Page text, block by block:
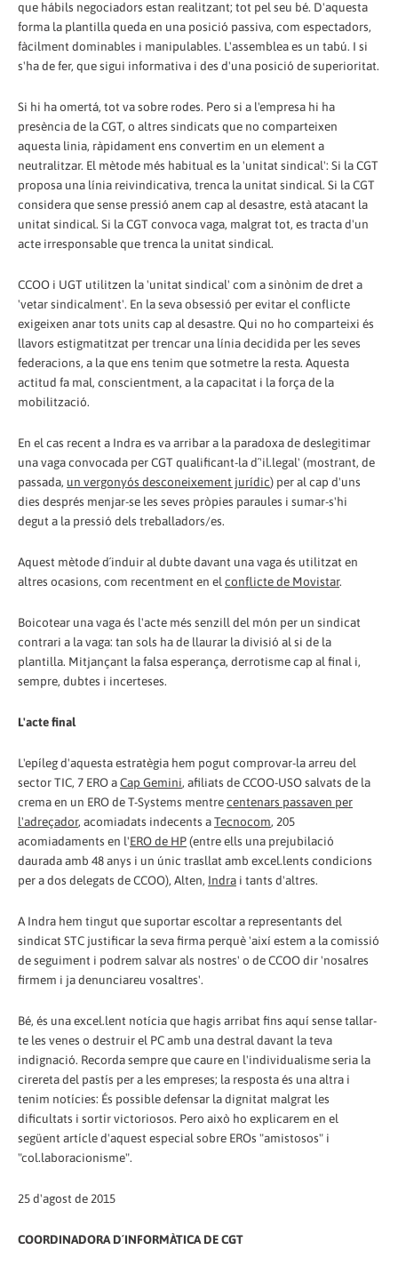
que hábils negociadors estan realitzant; tot pel seu bé. D'aquesta
forma la plantilla queda en una posició passiva, com espectadors,
fàcilment dominables i manipulables. L'assemblea es un tabú. I si
s'ha de fer, que sigui informativa i des d'una posició de superioritat.
Si hi ha omertá, tot va sobre rodes. Pero si a l'empresa hi ha
presència de la CGT, o altres sindicats que no comparteixen
aquesta linia, ràpidament ens convertim en un element a
neutralitzar. El mètode més habitual es la 'unitat sindical': Si la CGT
proposa una línia reivindicativa, trenca la unitat sindical. Si la CGT
considera que sense pressió anem cap al desastre, està atacant la
unitat sindical. Si la CGT convoca vaga, malgrat tot, es tracta d'un
acte irresponsable que trenca la unitat sindical.
CCOO i UGT utilitzen la 'unitat sindical' com a sinònim de dret a
'vetar sindicalment'. En la seva obsessió per evitar el conflicte
exigeixen anar tots units cap al desastre. Qui no ho comparteixi és
llavors estigmatitzat per trencar una línia decidida per les seves
federacions, a la que ens tenim que sotmetre la resta. Aquesta
actitud fa mal, conscientment, a la capacitat i la força de la
mobilització.
En el cas recent a Indra es va arribar a la paradoxa de deslegitimar
una vaga convocada per CGT qualificant-la d´'il.legal' (mostrant, de
passada, un vergonyós desconeixement jurídic) per al cap d'uns
dies després menjar-se les seves pròpies paraules i sumar-s'hi
degut a la pressió dels treballadors/es.
Aquest mètode d´induir al dubte davant una vaga és utilitzat en
altres ocasions, com recentment en el conflicte de Movistar.
Boicotear una vaga és l'acte més senzill del món per un sindicat
contrari a la vaga: tan sols ha de llaurar la divisió al si de la
plantilla. Mitjançant la falsa esperança, derrotisme cap al final i,
sempre, dubtes i incerteses.
L'acte final
L'epíleg d'aquesta estratègia hem pogut comprovar-la arreu del
sector TIC, 7 ERO aCap Gemini, afiliats de CCOO-USO salvats de la
crema en un ERO de T-Systems mentrecentenars passaven per
l'adreçador, acomiadats indecents aTecnocom, 205
acomiadaments en l'ERO de HP(entre ells una prejubilació
daurada amb 48 anys i un únic trasllat amb excel.lents condicions
per a dos delegats de CCOO), Alten, Indra i tants d'altres.
A Indra hem tingut que suportar escoltar a representants del
sindicat STC justificar la seva firma perquè 'així estem a la comissió
de seguiment i podrem salvar als nostres' o de CCOO dir 'nosalres
firmem i ja denunciareu vosaltres'.
Bé, és una excel.lent notícia que hagis arribat fins aquí sense tallar-
te les venes o destruir el PC amb una destral davant la teva
indignació. Recorda sempre que caure en l'individualisme seria la
cirereta del pastís per a les empreses; la resposta és una altra i
tenim notícies: És possible defensar la dignitat malgrat les
dificultats i sortir victoriosos. Pero això ho explicarem en el
següent artícle d'aquest especial sobre EROs "amistosos" i
"col.laboracionisme".
25 d'agost de 2015
COORDINADORA D´INFORMÀTICA DE CGT